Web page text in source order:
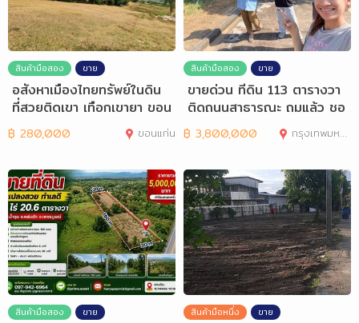
สินค้ามือสอง ขาย
อสังหาเมืองไทยทรัพย์ในดิน
ที่สวยติดเขา เทือกเขายา ขอน
แก่น
฿ 280,000 ขอนแก่น
สินค้ามือสอง ขาย
ขายด่วน ทีดิน 113 ตารางวา
ติดถนนสาธารณะ ถมแล้ว ชอ
ย นพรัตน์ 1
฿ 3,800,000 กรุงเทพมหานคร
สินค้ามือสอง ขาย สินค้ามือหนึ่ง ขาย